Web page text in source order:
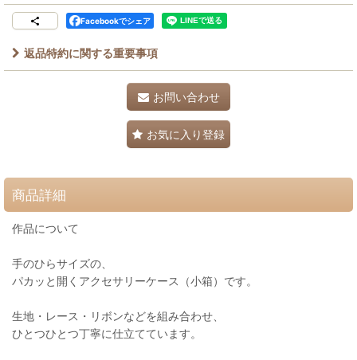
Facebookでシェア
返品特約に関する重要事項
お問い合わせ
お気に入り登録
商品詳細
作品について
手のひらサイズの、
パカッと開くアクセサリーケース（小箱）です。
生地・レース・リボンなどを組み合わせ、
ひとつひとつ丁寧に仕立てています。